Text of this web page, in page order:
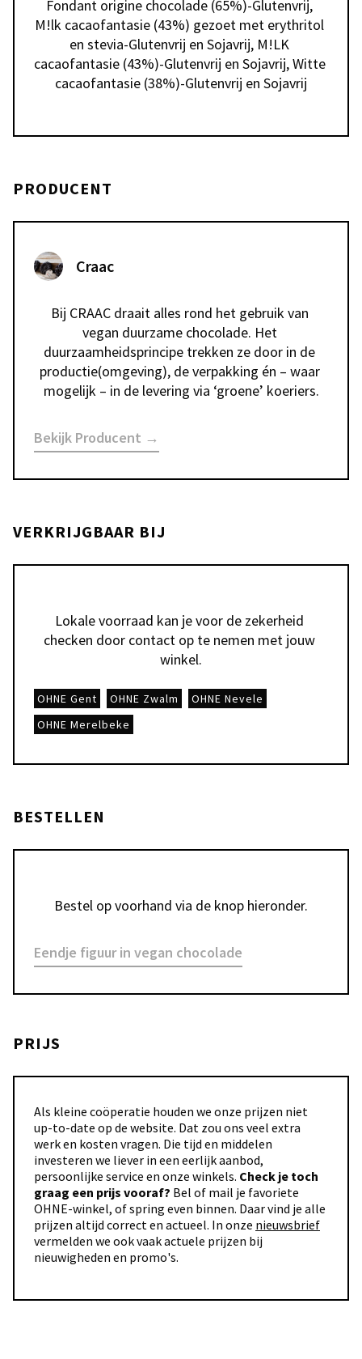
Fondant origine chocolade (65%)-Glutenvrij,
M!lk cacaofantasie (43%) gezoet met erythritol
en stevia-Glutenvrij en Sojavrij, M!LK
cacaofantasie (43%)-Glutenvrij en Sojavrij, Witte
cacaofantasie (38%)-Glutenvrij en Sojavrij
PRODUCENT
Craac
Bij CRAAC draait alles rond het gebruik van
vegan duurzame chocolade. Het
duurzaamheidsprincipe trekken ze door in de
productie(omgeving), de verpakking én – waar
mogelijk – in de levering via ‘groene’ koeriers.
Bekijk Producent →
VERKRIJGBAAR BIJ
Lokale voorraad kan je voor de zekerheid
checken door contact op te nemen met jouw
winkel.
OHNE Gent OHNE Zwalm
OHNE Nevele
OHNE Merelbeke
BESTELLEN
Bestel op voorhand via de knop hieronder.
Eendje figuur in vegan chocolade
PRIJS
Als kleine coöperatie houden we onze prijzen niet
up-to-date op de website. Dat zou ons veel extra
werk en kosten vragen. Die tijd en middelen
investeren we liever in een eerlijk aanbod,
persoonlijke service en onze winkels. Check je toch
graag een prijs vooraf? Bel of mail je favoriete
OHNE-winkel, of spring even binnen. Daar vind je alle
prijzen altijd correct en actueel. In onze nieuwsbrief
vermelden we ook vaak actuele prijzen bij
nieuwigheden en promo's.